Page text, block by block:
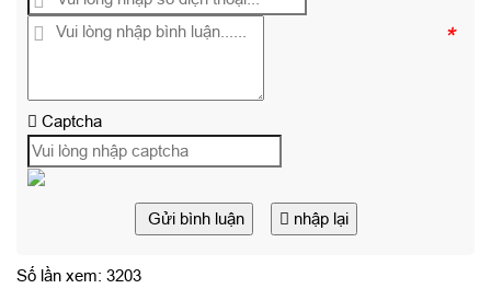
*
Captcha
Gửi bình luận nhập lại
Số lần xem: 3203